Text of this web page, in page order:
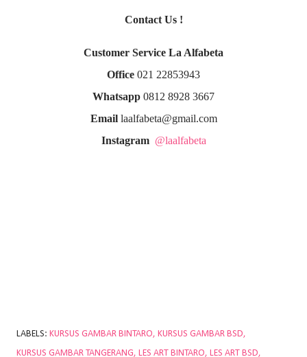
Contact Us !
Customer Service La Alfabeta
Office 021 22853943
Whatsapp 0812 8928 3667
Emaillaalfabeta@gmail.com
Instagram @laalfabeta
LABELS: KURSUS GAMBAR BINTARO
KURSUS GAMBAR BSD
KURSUS GAMBAR TANGERANG
LES ART BINTARO LES ART BSD